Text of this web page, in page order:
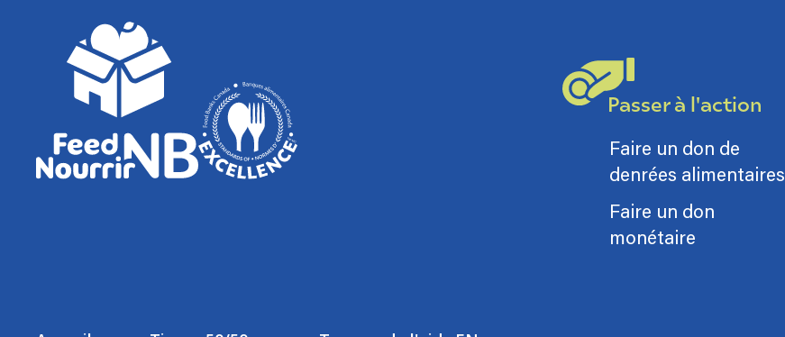
Passer à l'action
Faire un don de
denrées alimentaires
Faire un don
monétaire